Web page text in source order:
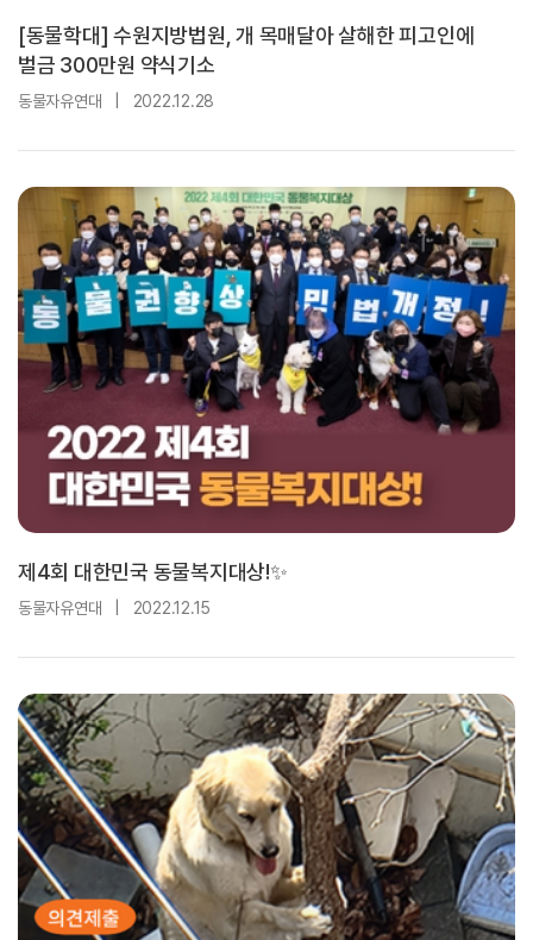
[동물학대] 수원지방법원, 개 목매달아 살해한 피고인에
벌금 300만원 약식기소
동물자유연대 2022.12.28
제4회 대한민국 동물복지대상!✨
동물자유연대 2022.12.15